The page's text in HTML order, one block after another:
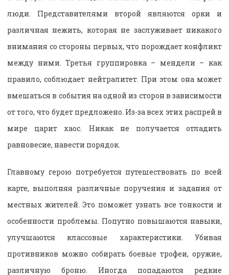
люди. Представителями второй являются орки и
различная нежить, которая не заслуживает никакого
внимания со стороны первых, что порождает конфликт
между ними. Третья группировка – мендели – как
правило, соблюдает нейтралитет. При этом она может
вмешаться в события на одной из сторон в зависимости
от того, что будет предложено. Из-за всех этих распрей в
мире царит хаос. Никак не получается отладить
равновесие, навести порядок.
Главному герою потребуется путешествовать по всей
карте, выполняя различные поручения и задания от
местных жителей. Это поможет узнать все тонкости и
особенности проблемы. Попутно повышаются навыки,
улучшаются классовые характеристики. Убивая
противников можно собирать боевые трофеи, оружие,
различную броню. Иногда попадаются редкие